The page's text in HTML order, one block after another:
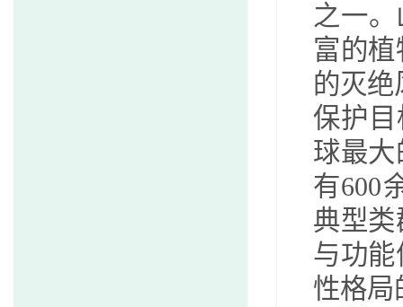
之一
富的
的灭绝
保护
球最
有600
典型
与功
性格局